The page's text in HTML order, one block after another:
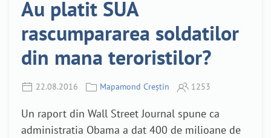
Au platit SUA
rascumpararea soldatilor
din mana teroristilor?
22.08.2016 Mapamond Creștin 1253
Un raport din Wall Street Journal spune ca
administratia Obama a dat 400 de milioane de